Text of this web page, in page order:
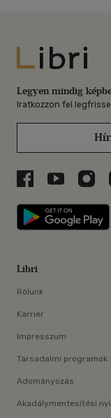
Libri
Legyen mindig
Iratkozzon fel
Libri aLibri a
Libri
Rólunk
Karrier
Impresszum
Társadalmi programok
Adományozás
Akadálymentesítési